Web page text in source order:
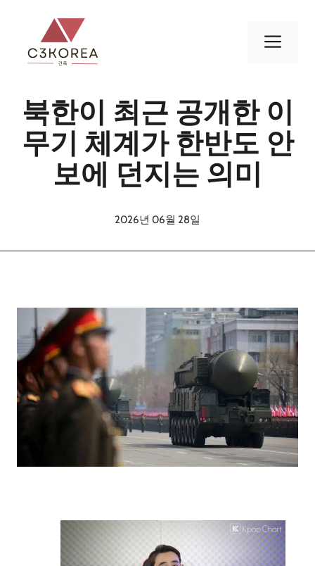
메
북한이 최근 공개한 이
무기 체계가 한반도 안
보에 던지는 의미
2026년 06월 28일